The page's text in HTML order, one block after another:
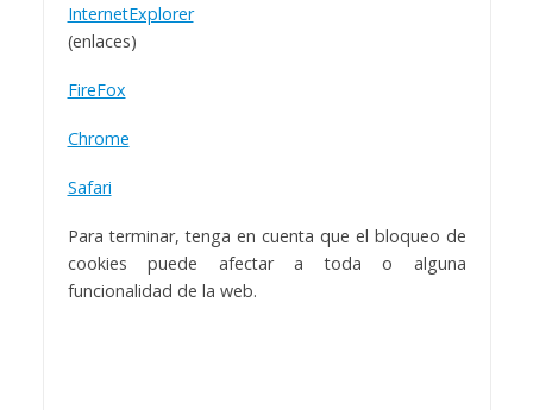
InternetExplorer
(enlaces)
FireFox
Chrome
Safari
Para terminar, tenga en cuenta que el bloqueo de
cookies puede afectar a toda o alguna
funcionalidad de la web.